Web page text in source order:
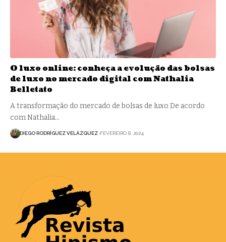
O luxo online: conheça a evolução das bolsas
de luxo no mercado digital com Nathalia
Belletato
A transformação do mercado de bolsas de luxo De acordo
com Nathalia…
DIEGO RODRÍGUEZ VELÁZQUEZ FEVEREIRO 8, 2024